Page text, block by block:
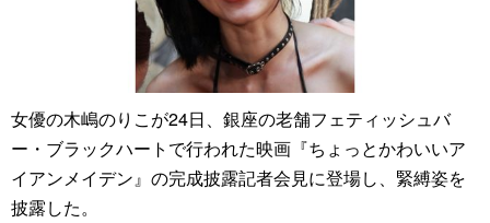
女優の木嶋のりこが24日、銀座の老舗フェティッシュバ
ー・ブラックハートで行われた映画『ちょっとかわいいア
イアンメイデン』の完成披露記者会見に登場し、緊縛姿を
披露した。